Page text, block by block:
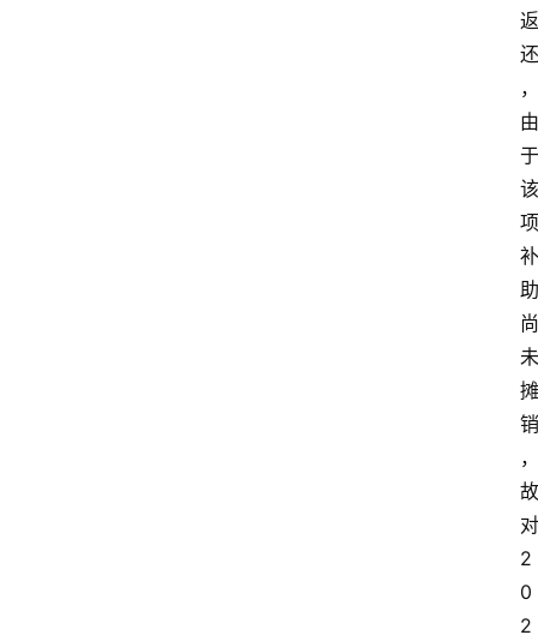
返
还
，
由
于
该
项
补
助
尚
未
摊
销
，
故
对
2
0
2